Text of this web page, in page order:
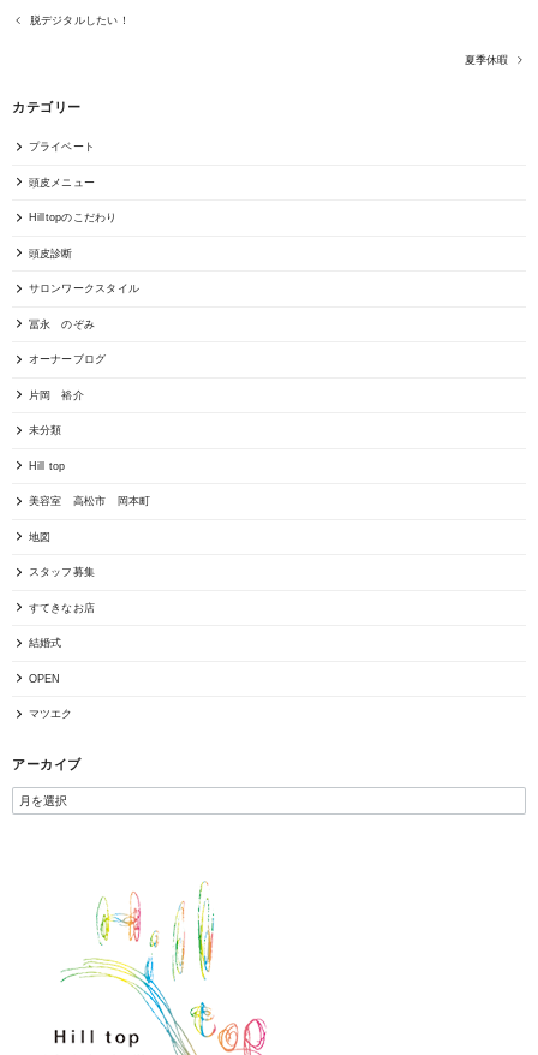
脱デジタルしたい！
夏季休暇
カテゴリー
プライベート
頭皮メニュー
Hilltopのこだわり
頭皮診断
サロンワークスタイル
冨永 のぞみ
オーナーブログ
片岡 裕介
未分類
Hill top
美容室 高松市 岡本町
地図
スタッフ募集
すてきなお店
結婚式
OPEN
マツエク
アーカイブ